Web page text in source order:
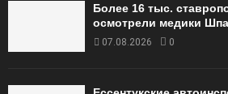
Более 16 тыс.
осмотрели медики
07.08.2026 0